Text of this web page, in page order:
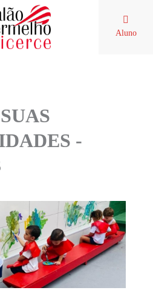
Aluno
-